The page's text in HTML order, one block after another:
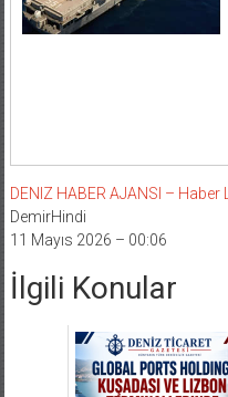
DENIZ HABER AJANSI – Haber
DemirHindi
11 Mayıs 2026 – 00:06
İlgili Konular